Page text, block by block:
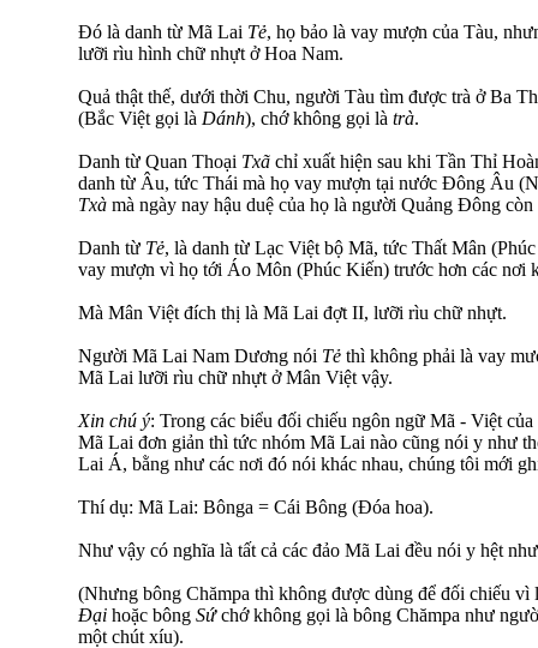
Đó là danh từ Mã Lai Tẻ, họ bảo là vay mượn của Tàu,
lưỡi rìu hình chữ nhựt ở Hoa Nam.
Quả thật thế, dưới thời Chu, người Tàu tìm được trà ở Ba
(Bắc Việt gọi là Dánh), chớ không gọi là trà.
Danh từ Quan Thoại Txã chỉ xuất hiện sau khi Tần Thỉ
danh từ Âu, tức Thái mà họ vay mượn tại nước Đông Âu
Txà mà ngày nay hậu duệ của họ là người Quảng Đông
Danh từ Tẻ, là danh từ Lạc Việt bộ Mã, tức Thất Mân
vay mượn vì họ tới Áo Môn (Phúc Kiến) trước hơn các nơi
Mà Mân Việt đích thị là Mã Lai đợt II, lưỡi rìu chữ nhựt.
Người Mã Lai Nam Dương nói Tẻ thì không phải là vay
Mã Lai lưỡi rìu chữ nhựt ở Mân Việt vậy.
Xin chú ý: Trong các biểu đối chiếu ngôn ngữ Mã - Việt
Mã Lai đơn giản thì tức nhóm Mã Lai nào cũng nói y như
Lai Á, bằng như các nơi đó nói khác nhau, chúng tôi mới
Thí dụ: Mã Lai: Bônga = Cái Bông (Đóa hoa).
Như vậy có nghĩa là tất cả các đảo Mã Lai đều nói y hệt
(Nhưng bông Chămpa thì không được dùng để đối chiếu vì
Đại hoặc bông Sứchớ không gọi là bông Chămpa như
một chút xíu).